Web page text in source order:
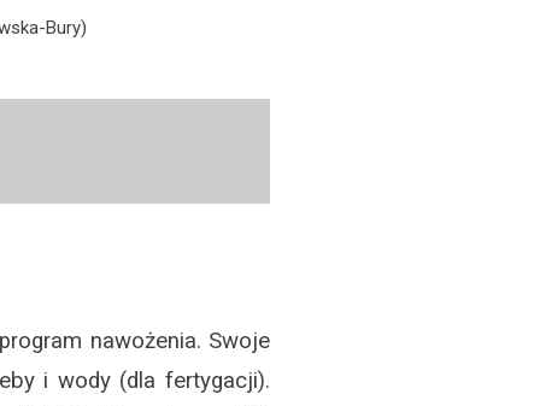
Bury)
nawożenia. Swoje
i wody (dla fertygacji).